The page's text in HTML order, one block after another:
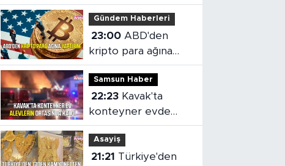
heyecanı başladı
Gündem Haberleri
23:00 ABD'den
kripto para ağına
yaptırım
Samsun Haber
22:23
konteyner evde
yangın çıktı
Asayiş
21:21